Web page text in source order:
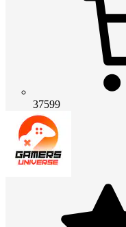
37599